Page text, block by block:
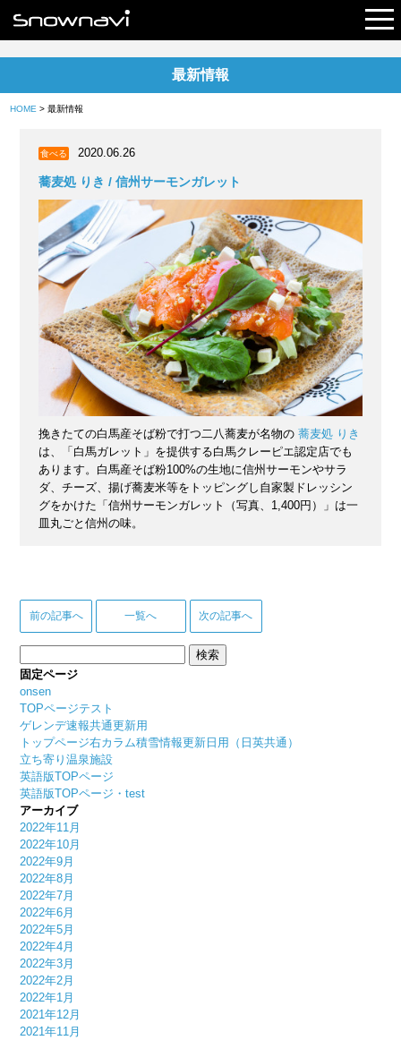
最新情報
HOME > 最新情報
食べる 2020.06.26
蕎麦処 りき / 信州サーモンガレット
挽きたての白馬産そば粉で打つ二八蕎麦が名物の 蕎麦処 りき
は、「白馬ガレット」を提供する白馬クレーピエ認定店でも
あります。白馬産そば粉100%の生地に信州サーモンやサラ
ダ、チーズ、揚げ蕎麦米等をトッピングし自家製ドレッシン
グをかけた「信州サーモンガレット（写真、1,400円）」は一
皿丸ごと信州の味。
前の記事へ 一覧へ 次の記事へ
索:
固定ページ
onsen
TOPページテスト
ゲレンデ速報共通更新用
トップページ右カラム積雪情報更新日用（日英共通）
立ち寄り温泉施設
英語版TOPページ
英語版TOPページ・test
アーカイブ
2022年11月
2022年10月
2022年9月
2022年8月
2022年7月
2022年6月
2022年5月
2022年4月
2022年3月
2022年2月
2022年1月
2021年12月
2021年11月